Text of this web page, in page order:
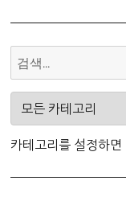
카테고리를 설정하면